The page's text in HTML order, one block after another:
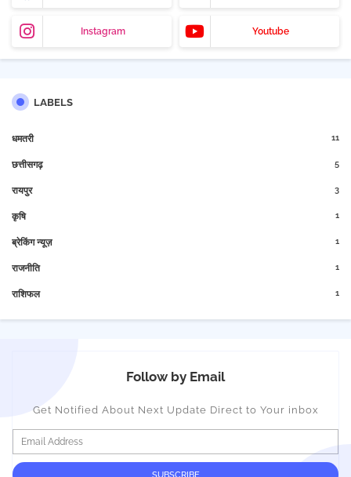
Instagram Youtube
LABELS
धमतरी 11
छत्तीसगढ़ 5
रायपुर 3
कृषि 1
ब्रेकिंग न्यूज़ 1
राजनीति 1
राशिफल 1
Follow by Email
Get Notified About Next Update Direct to Your inbox